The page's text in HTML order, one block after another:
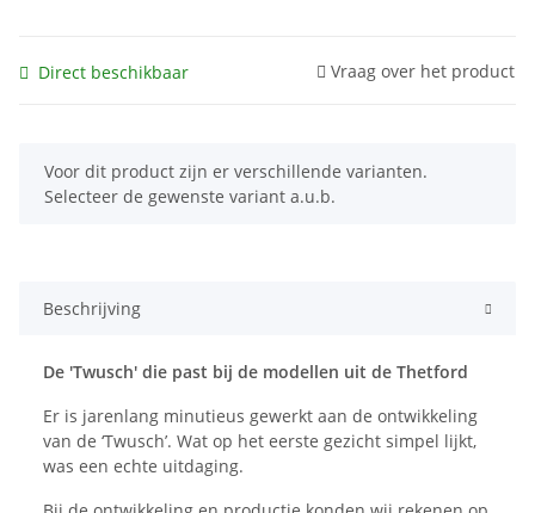
Direct beschikbaar Vraag over het product
x
Voor dit product zijn er verschillende varianten.
Selecteer de gewenste variant a.u.b.
Beschrijving
De 'Twusch' die past bij de modellen uit de Thetford
Er is jarenlang minutieus gewerkt aan de ontwikkeling
van de ‘Twusch’. Wat op het eerste gezicht simpel lijkt,
was een echte uitdaging.